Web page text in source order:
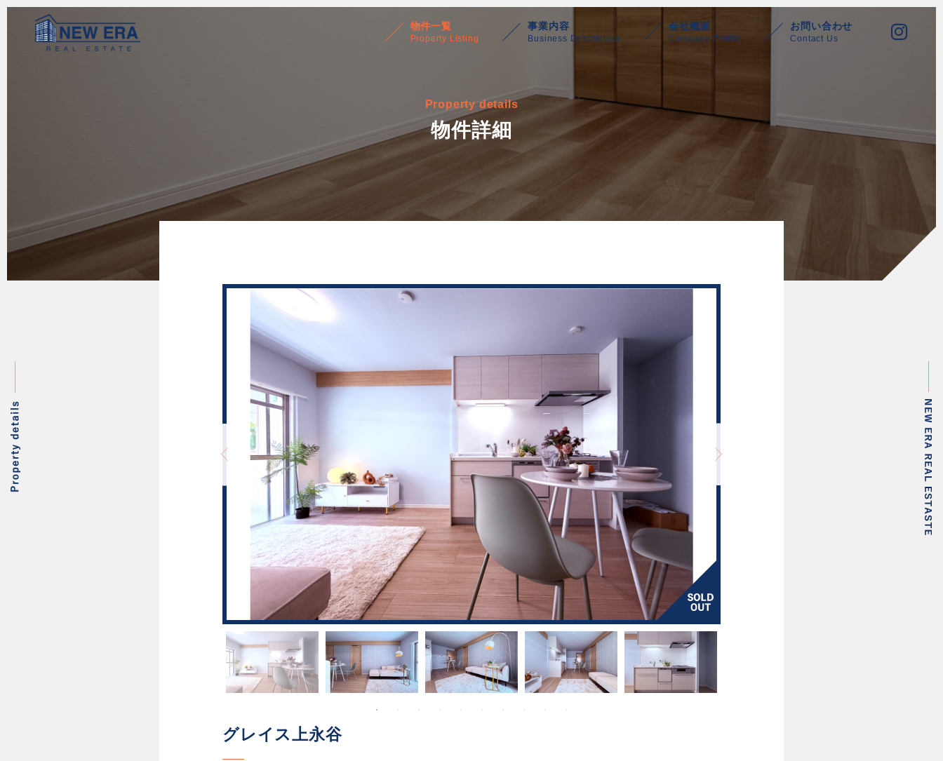
物件一覧
Property Listing
事業内容
Business Description
会社概要
Company Profile
お問い合わせ
Contact Us
Property details
物件詳細
グレイス上永谷